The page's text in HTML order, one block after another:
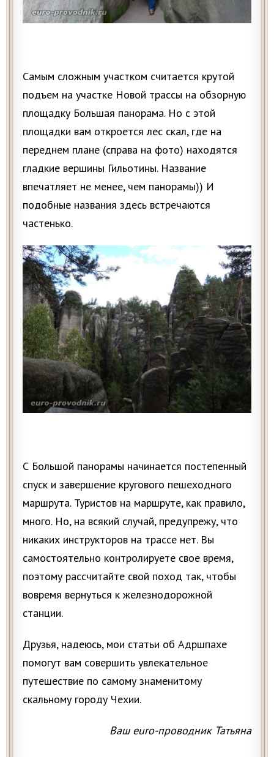
Самым сложным участком считается крутой
подъем на участке Новой трассы на обзорную
площадку Большая панорама. Но с этой
площадки вам откроется лес скал, где на
переднем плане (справа на фото) находятся
гладкие вершины Гильотины. Название
впечатляет не менее, чем панорамы)) И
подобные названия здесь встречаются
частенько.
С Большой панорамы начинается постепенный
спуск и завершение кругового пешеходного
маршрута. Туристов на маршруте, как правило,
много. Но, на всякий случай, предупрежу, что
никаких инструкторов на трассе нет. Вы
самостоятельно контролируете свое время,
поэтому рассчитайте свой поход так, чтобы
вовремя вернуться к железнодорожной
станции.
Друзья, надеюсь, мои статьи об Адршпахе
помогут вам совершить увлекательное
путешествие по самому знаменитому
скальному городу Чехии.
Ваш euro-проводник Татьяна